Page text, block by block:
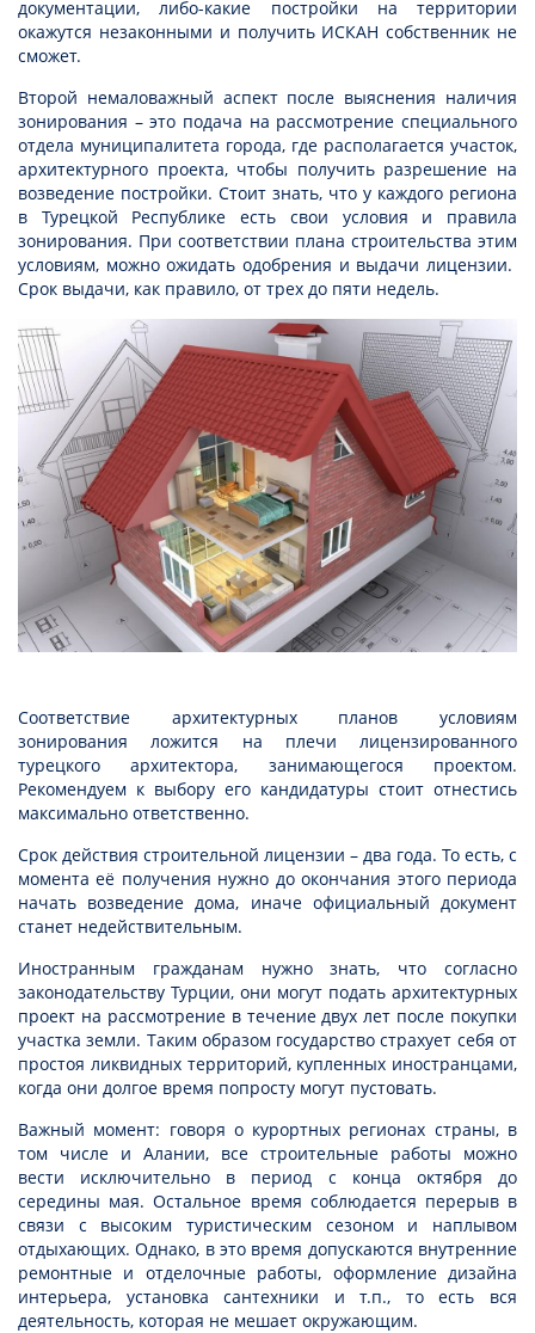
документации, либо-какие постройки на территории
окажутся незаконными и получить ИСКАН собственник не
сможет.
Второй немаловажный аспект после выяснения наличия
зонирования – это подача на рассмотрение специального
отдела муниципалитета города, где располагается участок,
архитектурного проекта, чтобы получить разрешение на
возведение постройки. Стоит знать, что у каждого региона
в Турецкой Республике есть свои условия и правила
зонирования. При соответствии плана строительства этим
условиям, можно ожидать одобрения и выдачи лицензии.
Срок выдачи, как правило, от трех до пяти недель.
Соответствие архитектурных планов условиям
зонирования ложится на плечи лицензированного
турецкого архитектора, занимающегося проектом.
Рекомендуем к выбору его кандидатуры стоит отнестись
максимально ответственно.
Срок действия строительной лицензии – два года. То есть, с
момента её получения нужно до окончания этого периода
начать возведение дома, иначе официальный документ
станет недействительным.
Иностранным гражданам нужно знать, что согласно
законодательству Турции, они могут подать архитектурных
проект на рассмотрение в течение двух лет после покупки
участка земли. Таким образом государство страхует себя от
простоя ликвидных территорий, купленных иностранцами,
когда они долгое время попросту могут пустовать.
Важный момент: говоря о курортных регионах страны, в
том числе и Алании, все строительные работы можно
вести исключительно в период с конца октября до
середины мая. Остальное время соблюдается перерыв в
связи с высоким туристическим сезоном и наплывом
отдыхающих. Однако, в это время допускаются внутренние
ремонтные и отделочные работы, оформление дизайна
интерьера, установка сантехники и т.п., то есть вся
деятельность, которая не мешает окружающим.